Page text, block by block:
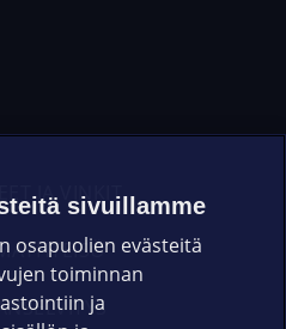
JA VINKIT
sivuillamme
osapuolien evästeitä
toiminnan
ja